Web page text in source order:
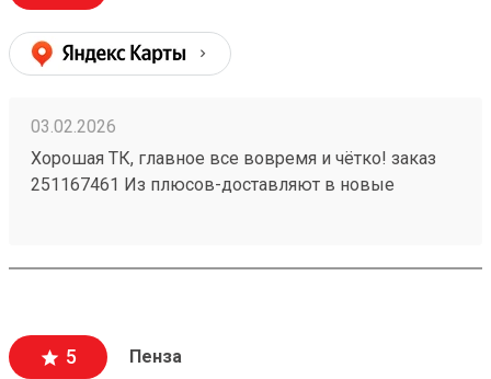
03.02.2026
Хорошая ТК, главное все вовремя и чётко! заказ
251167461 Из плюсов-доставляют в новые
5 Пенза